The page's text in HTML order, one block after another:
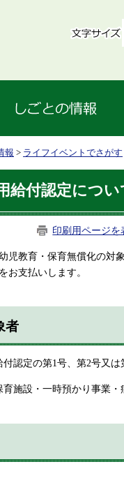
報 > ライフイベントでさがす
給付認定につい
印刷用ページを
児教育・保育無償化の対
お支払いします。
者
認定の第1号、第2号又
施設・一時預かり事業